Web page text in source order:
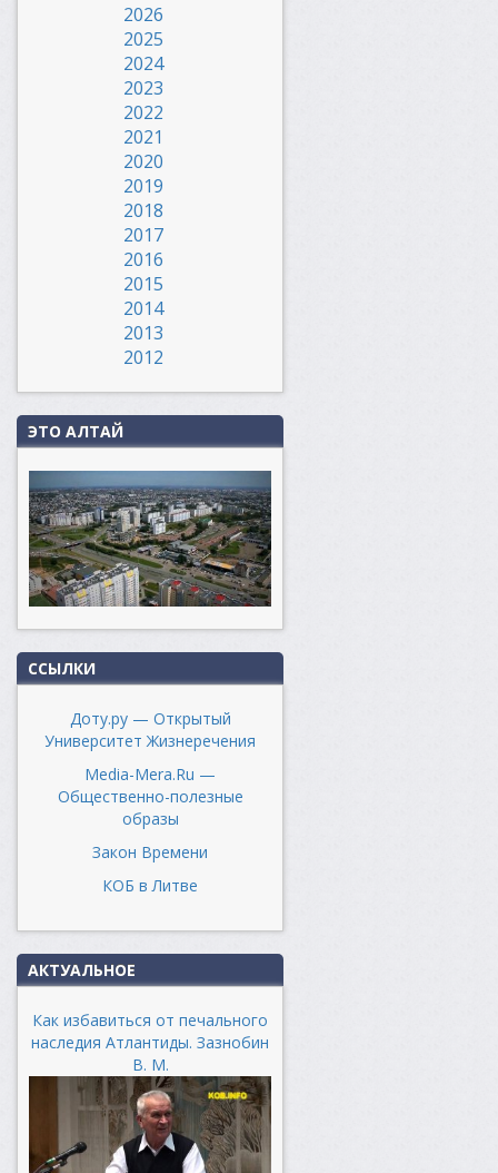
2026
2025
2024
2023
2022
2021
2020
2019
2018
2017
2016
2015
2014
2013
2012
ЭТО АЛТАЙ
ССЫЛКИ
Доту.ру — Открытый
Университет Жизнеречения
Media-Mera.Ru —
Общественно-полезные
образы
Закон Времени
КОБ в Литве
АКТУАЛЬНОЕ
Как избавиться от печального
наследия Атлантиды. Зазнобин
В. М.